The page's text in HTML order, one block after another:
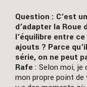
Question : C’est
d’adapter la Roue
l’équilibre entre
ajouts ? Parce
série, on ne peut
Rafe: Selon moi, je
mon propre point